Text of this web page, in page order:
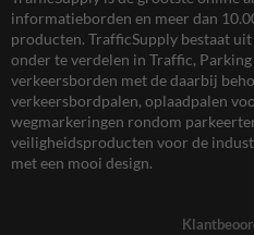
informatieborden en meer dan
producten. TrafficSupply bestaat
onder te verdelen in Traffic,
verkeersborden met de daarbij
verkeersbordpalen, oplaadpalen
wegmarkeringen rondom
veiligheidsproducten voor de
met een mooi design.